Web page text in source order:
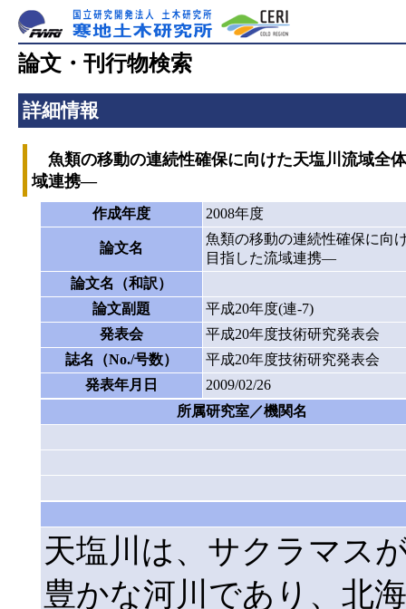
論文・刊行物検索
詳細情報
魚類の移動の連続性確保に向けた天塩川流域全
域連携―
作成年度 2008年度
論文名
魚類の移動の連続性確保に向
目指した流域連携―
論文名（和訳）
論文副題
平成20年度(連-7)
発表会
平成20年度技術研究発表会
誌名（No./号数）
平成20年度技術研究発表会
発表年月日
2009/02/26
所属研究室／機関名
天塩川は、サクラマス
豊かな河川であり、北